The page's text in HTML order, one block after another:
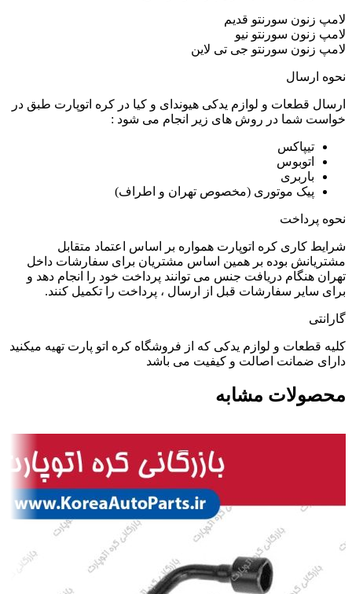
لامپ زنون سورنتو قدیم
لامپ زنون سورنتو نیو
لامپ زنون سورنتو جی تی لاین
نحوه ارسال
ارسال قطعات و لوازم یدکی هیوندای و کیا در کره اتوپارت طبق در
خواست شما در روش های زیر انجام می شود :
تیپاکس
اتوبوس
باربری
پیک موتوری (مخصوص تهران و اطراف)
نحوه پرداخت
شرایط کاری کره اتوپارت همواره بر اساس اعتماد متقابل
مشتریانش بوده بر همین اساس مشتریان برای سفارشات داخل
تهران هنگام دریافت جنس می توانند پرداخت خود را انجام دهد و
برای سایر سفارشات قبل از ارسال ، پرداخت را تکمیل کنند.
گارانتی
کلیه قطعات و لوازم یدکی که از فروشگاه کره اتو پارت تهیه میکنید
دارای ضمانت اصالت و کیفیت می باشد
محصولات مشابه